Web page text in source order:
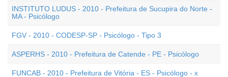
INSTITUTO LUDUS - 2010 - Prefeitura de Sucupira do Norte -
MA - Psicólogo
FGV - 2010 - CODESP-SP - Psicólogo - Tipo 3
ASPERHS - 2010 - Prefeitura de Catende - PE - Psicólogo
FUNCAB - 2010 - Prefeitura de Vitória - ES - Psicólogo - x